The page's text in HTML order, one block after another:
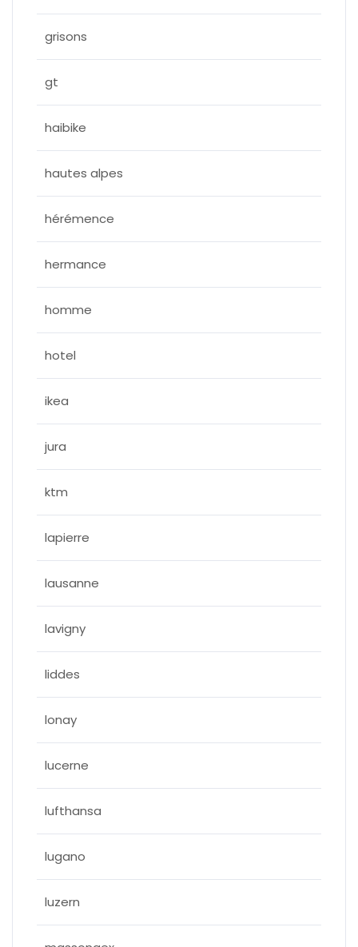
grisons
gt
haibike
hautes alpes
hérémence
hermance
homme
hotel
ikea
jura
ktm
lapierre
lausanne
lavigny
liddes
lonay
lucerne
lufthansa
lugano
luzern